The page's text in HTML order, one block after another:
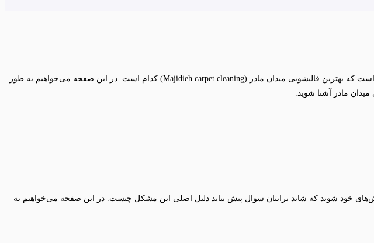
میدان مادر یکی از قدیمی‌ترین محله‌های شرق استان تهران می‌باشد که از دغدغه‌های اصلی ساکنین محله میدان مادر این است که بهترین قالیشویی میدان مادر (Majidieh carpet cleaning) کدام است. در این صفحه می‌خواهیم به طور
میدان مادر آشنا شوید.
خود شوید که شاید برایتان سوال پیش بیاید دلیل اصلی این مشکل چیست. در این صفحه می‌خواهیم به